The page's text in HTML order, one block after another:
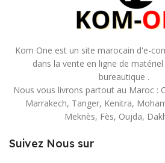
Kom One est un site marocain d'e-
dans la vente en ligne de
bureautique .
Nous vous livrons partout au Maroc :
Marrakech, Tanger, Kenitra,
Meknès, Fès, Oujda,
Suivez Nous sur